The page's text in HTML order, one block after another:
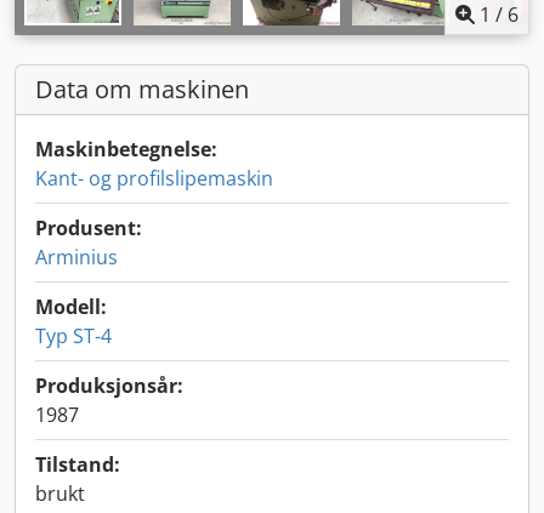
1 / 6
Data om maskinen
Maskinbetegnelse:
Kant- og profilslipemaskin
Produsent:
Arminius
Modell:
Typ ST-4
Produksjonsår:
1987
Tilstand:
brukt